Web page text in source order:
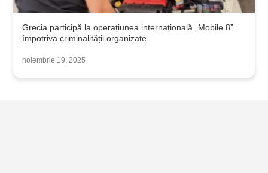
Grecia participă la operațiunea internațională „Mobile 8”
împotriva criminalității organizate
noiembrie 19, 2025